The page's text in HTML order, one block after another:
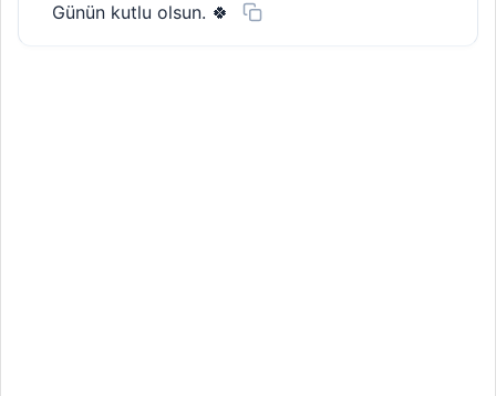
Günün kutlu olsun. 🍀